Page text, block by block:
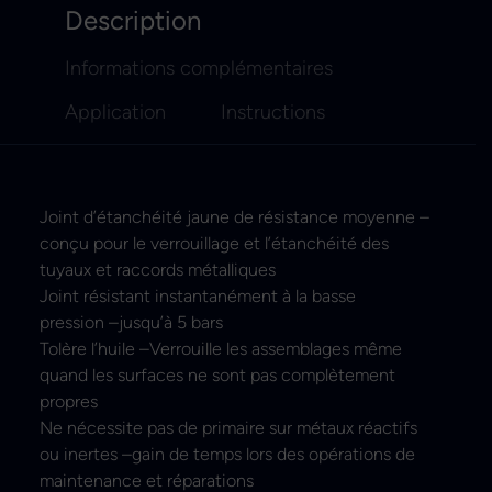
Description
Informations complémentaires
Application
Instructions
Joint d’étanchéité jaune de résistance moyenne –
conçu pour le verrouillage et l’étanchéité des
tuyaux et raccords métalliques
Joint résistant instantanément à la basse
pression –jusqu’à 5 bars
Tolère l’huile –Verrouille les assemblages même
quand les surfaces ne sont pas complètement
propres
Ne nécessite pas de primaire sur métaux réactifs
ou inertes –gain de temps lors des opérations de
maintenance et réparations